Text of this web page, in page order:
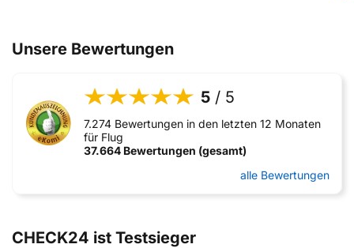
Unsere Bewertungen
5 / 5
7.274 Bewertungen in den letzten 12 Monaten
für Flug
37.664 Bewertungen (gesamt)
alle Bewertungen
CHECK24 ist Testsieger